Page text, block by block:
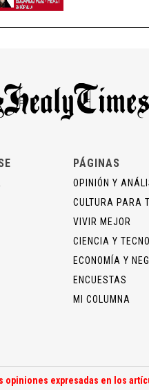
PÁGINAS
OPINIÓN Y
CULTURA PARA
VIVIR MEJOR
CIENCIA Y
ECONOMÍA Y
ENCUESTAS
MI COLUMNA
opiniones expresadas en los